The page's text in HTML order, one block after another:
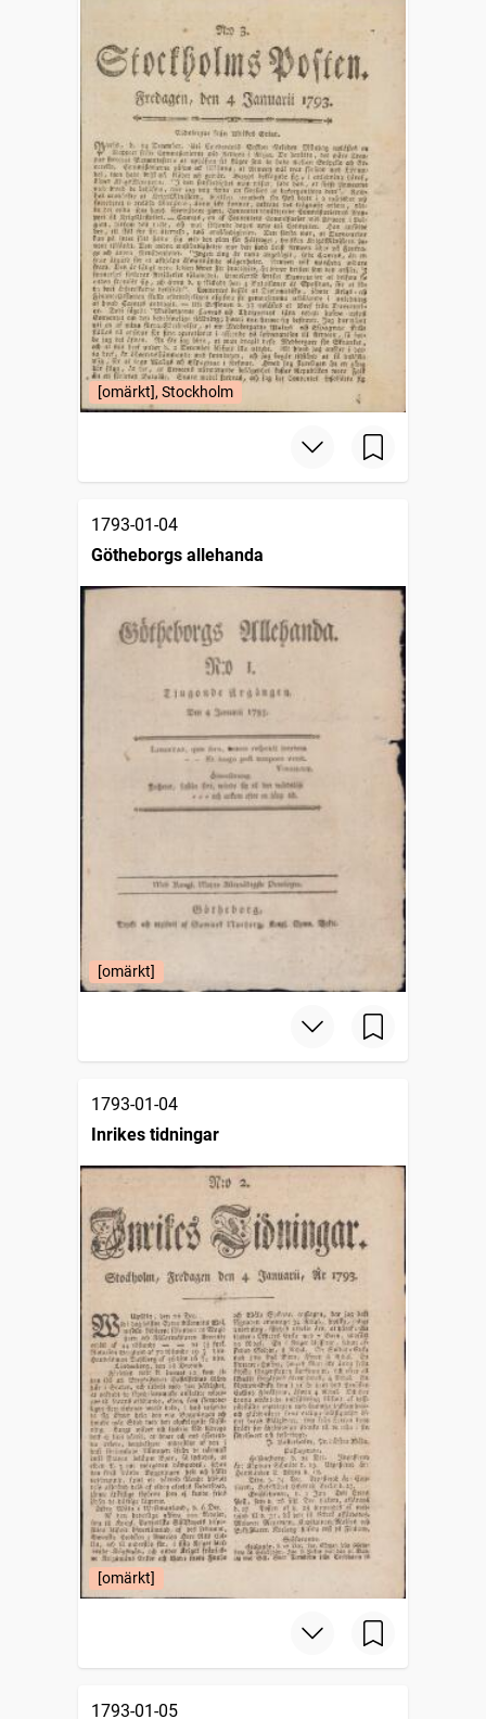
[omärkt], Stockholm
1793-01-04
Götheborgs allehanda
[omärkt]
1793-01-04
Inrikes tidningar
[omärkt]
1793-01-05